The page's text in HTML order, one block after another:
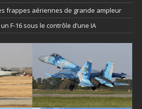
frappes aériennes de grande ampleur
F-16 sous le contrôle d’une IA